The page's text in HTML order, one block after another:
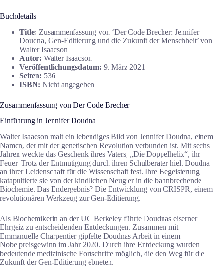
Buchdetails
Title: Zusammenfassung von ‘Der Code Brecher: Jennifer
Doudna, Gen-Editierung und die Zukunft der Menschheit’ von
Walter Isaacson
Autor: Walter Isaacson
Veröffentlichungsdatum: 9. März 2021
Seiten: 536
ISBN: Nicht angegeben
Zusammenfassung von Der Code Brecher
Einführung in Jennifer Doudna
Walter Isaacson malt ein lebendiges Bild von Jennifer Doudna, einem
Namen, der mit der genetischen Revolution verbunden ist. Mit sechs
Jahren weckte das Geschenk ihres Vaters, „Die Doppelhelix“, ihr
Feuer. Trotz der Entmutigung durch ihren Schulberater hielt Doudna
an ihrer Leidenschaft für die Wissenschaft fest. Ihre Begeisterung
katapultierte sie von der kindlichen Neugier in die bahnbrechende
Biochemie. Das Endergebnis? Die Entwicklung von CRISPR, einem
revolutionären Werkzeug zur Gen-Editierung.
Als Biochemikerin an der UC Berkeley führte Doudnas eiserner
Ehrgeiz zu entscheidenden Entdeckungen. Zusammen mit
Emmanuelle Charpentier gipfelte Doudnas Arbeit in einem
Nobelpreisgewinn im Jahr 2020. Durch ihre Entdeckung wurden
bedeutende medizinische Fortschritte möglich, die den Weg für die
Zukunft der Gen-Editierung ebneten.